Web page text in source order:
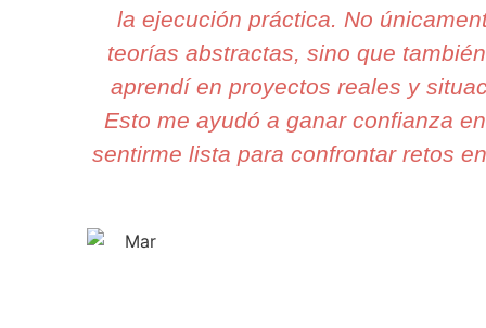
la ejecución práctica. No
teorías abstractas, sino que
aprendí en proyectos reales y
Esto me ayudó a ganar confianza
sentirme lista para confrontar retos